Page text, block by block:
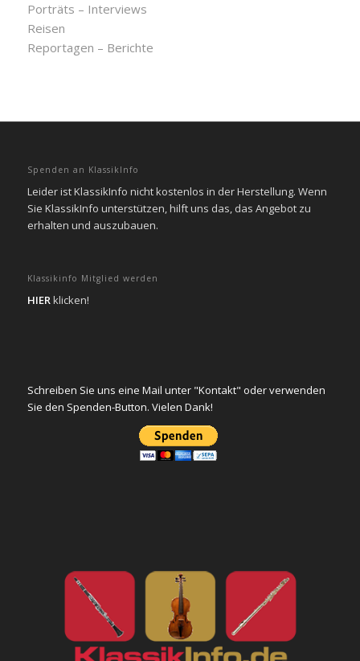
Porträts – Interviews
Reisen
Reportagen – Berichte
Spenden an KlassikInfo
Leider ist KlassikInfo nicht kostenlos in der Herstellung. Wenn
Sie KlassikInfo unterstützen, hilft uns das, das Angebot zu
erhalten und auszubauen.
Klassikinfo Mitglied werden
HIERklicken!
Schreiben Sie uns eine Mail unter "Kontakt" oder verwenden
Sie den Spenden-Button. Vielen Dank!